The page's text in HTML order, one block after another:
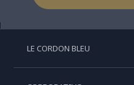
LE CORDON BLEU